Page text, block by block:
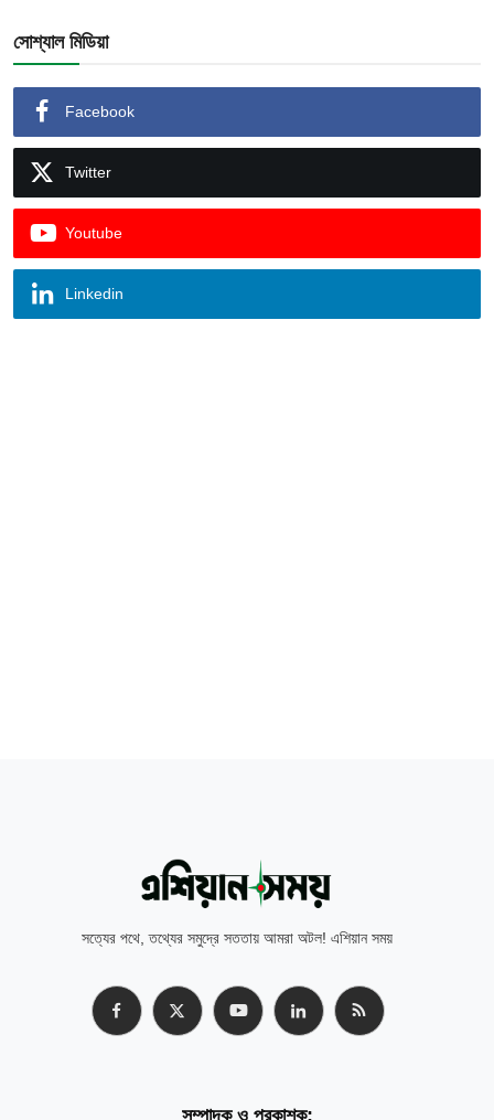
সোশ্যাল মিডিয়া
Facebook
Twitter
Youtube
Linkedin
সত্যের পথে, তথ্যের সমুদ্রে সততায় আমরা অটল! এশিয়ান সময়
সম্পাদক ও প্রকাশক: